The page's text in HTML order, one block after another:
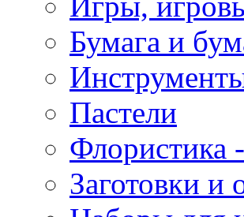
Бумага и
Пастели
Флористика
Заготовки и